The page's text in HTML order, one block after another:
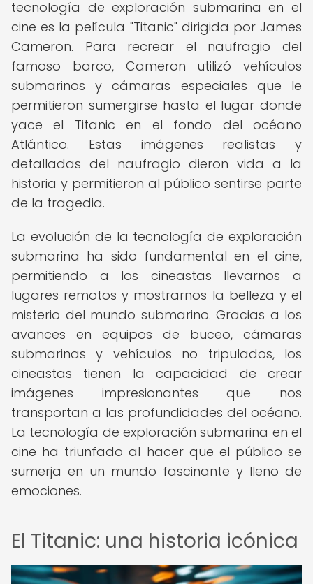
tecnología de exploración submarina en el
cine es la película "Titanic" dirigida por James
Cameron. Para recrear el naufragio del
famoso barco, Cameron utilizó vehículos
submarinos y cámaras especiales que le
permitieron sumergirse hasta el lugar donde
yace el Titanic en el fondo del océano
Atlántico. Estas imágenes realistas y
detalladas del naufragio dieron vida a la
historia y permitieron al público sentirse parte
de la tragedia.
La evolución de la tecnología de exploración
submarina ha sido fundamental en el cine,
permitiendo a los cineastas llevarnos a
lugares remotos y mostrarnos la belleza y el
misterio del mundo submarino. Gracias a los
avances en equipos de buceo, cámaras
submarinas y vehículos no tripulados, los
cineastas tienen la capacidad de crear
imágenes impresionantes que nos
transportan a las profundidades del océano.
La tecnología de exploración submarina en el
cine ha triunfado al hacer que el público se
sumerja en un mundo fascinante y lleno de
emociones.
El Titanic: una historia icónica